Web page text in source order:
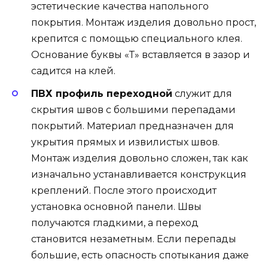
эстетические качества напольного
покрытия. Монтаж изделия довольно прост,
крепится с помощью специального клея.
Основание буквы «Т» вставляется в зазор и
садится на клей.
ПВХ профиль переходной служит для
скрытия швов с большими перепадами
покрытий. Материал предназначен для
укрытия прямых и извилистых швов.
Монтаж изделия довольно сложен, так как
изначально устанавливается конструкция
креплений. После этого происходит
установка основной панели. Швы
получаются гладкими, а переход
становится незаметным. Если перепады
большие, есть опасность спотыкания даже